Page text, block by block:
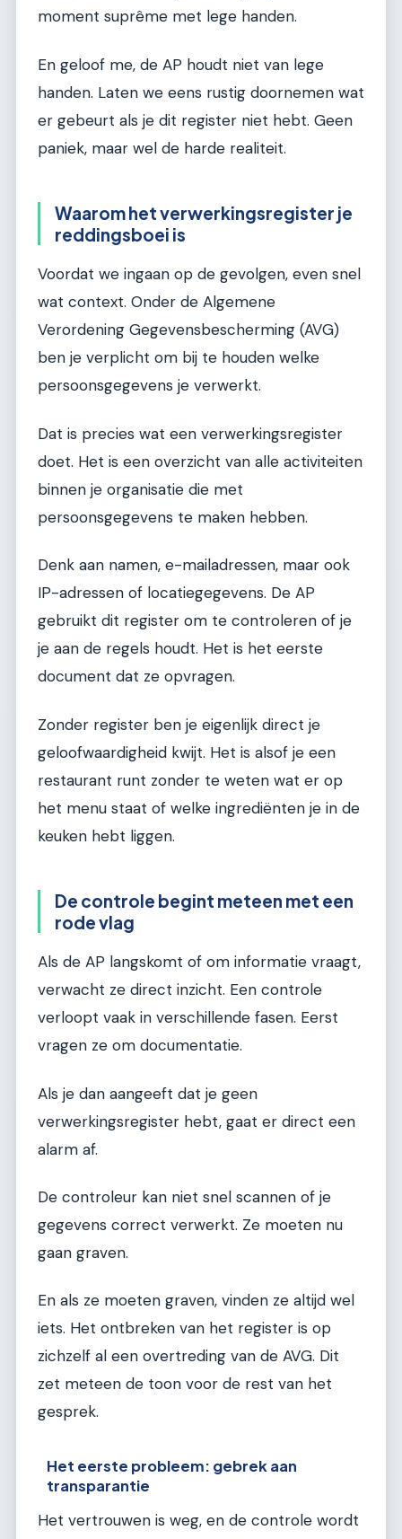
moment suprême met lege handen.
En geloof me, de AP houdt niet van lege
handen. Laten we eens rustig doornemen wat
er gebeurt als je dit register niet hebt. Geen
paniek, maar wel de harde realiteit.
Waarom het verwerkingsregister je
reddingsboei is
Voordat we ingaan op de gevolgen, even snel
wat context. Onder de Algemene
Verordening Gegevensbescherming (AVG)
ben je verplicht om bij te houden welke
persoonsgegevens je verwerkt.
Dat is precies wat een verwerkingsregister
doet. Het is een overzicht van alle activiteiten
binnen je organisatie die met
persoonsgegevens te maken hebben.
Denk aan namen, e-mailadressen, maar ook
IP-adressen of locatiegegevens. De AP
gebruikt dit register om te controleren of je
je aan de regels houdt. Het is het eerste
document dat ze opvragen.
Zonder register ben je eigenlijk direct je
geloofwaardigheid kwijt. Het is alsof je een
restaurant runt zonder te weten wat er op
het menu staat of welke ingrediënten je in de
keuken hebt liggen.
De controle begint meteen met een
rode vlag
Als de AP langskomt of om informatie vraagt,
verwacht ze direct inzicht. Een controle
verloopt vaak in verschillende fasen. Eerst
vragen ze om documentatie.
Als je dan aangeeft dat je geen
verwerkingsregister hebt, gaat er direct een
alarm af.
De controleur kan niet snel scannen of je
gegevens correct verwerkt. Ze moeten nu
gaan graven.
En als ze moeten graven, vinden ze altijd wel
iets. Het ontbreken van het register is op
zichzelf al een overtreding van de AVG. Dit
zet meteen de toon voor de rest van het
gesprek.
Het eerste probleem: gebrek aan
transparantie
Het vertrouwen is weg, en de controle wordt